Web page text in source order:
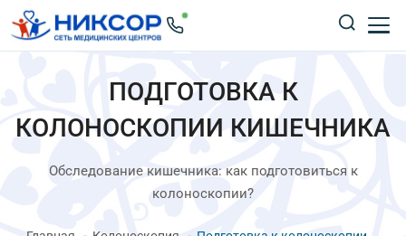
ПОДГОТОВКА К
КОЛОНОСКОПИИ КИШЕЧНИКА
Обследование кишечника: как подготовиться к
колоноскопии?